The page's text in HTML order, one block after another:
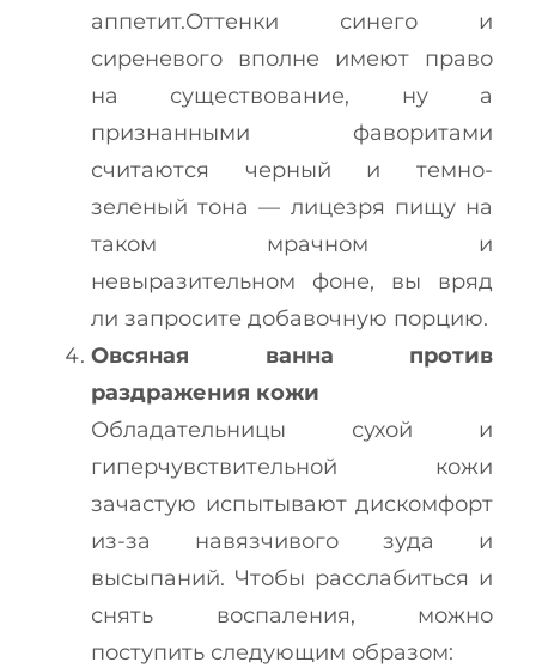
аппетит.Оттенки синего и
сиреневого вполне имеют право
на существование, ну а
признанными фаворитами
считаются черный и темно-
зеленый тона — лицезря пищу на
таком мрачном и
невыразительном фоне, вы вряд
ли запросите добавочную порцию.
Овсяная ванна против
раздражения кожи
Обладательницы сухой и
гиперчувствительной кожи
зачастую испытывают дискомфорт
из-за навязчивого зуда и
высыпаний. Чтобы расслабиться и
снять воспаления, можно
поступить следующим образом: